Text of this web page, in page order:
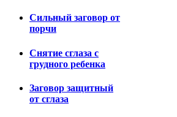
Сильный заговор от
порчи
Снятие сглаза с
грудного ребенка
Заговор защитный
от сглаза